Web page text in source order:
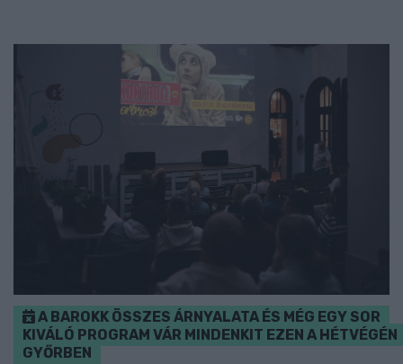
A BAROKK ÖSSZES ÁRNYALATA ÉS MÉG EGY SOR
KIVÁLÓ PROGRAM VÁR MINDENKIT EZEN A HÉTVÉGÉN
GYŐRBEN